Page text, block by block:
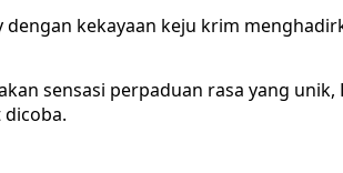
kekayaan keju krim
sensasi perpaduan rasa yang
dicoba.